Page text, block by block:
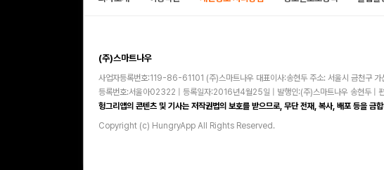
(주)스마트나우
사업자등록번호:119-86-61101 (주)스마트나우 대표이사:송현두 주소: 서울시 금
등록번호:서울아02322 | 등록일자:2016년4월25일 | 발행인:(주)스마트나우 송현두 |
헝그리앱의 콘텐츠 및 기사는 저작권법의 보호를 받으므로, 무단 전재, 복사, 배포 등을 금
Copyright (c) HungryApp All Rights Reserved.